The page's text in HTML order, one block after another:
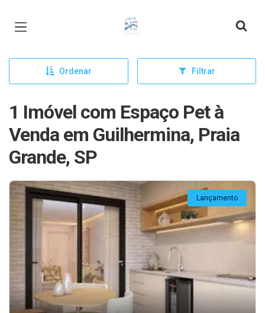
Página inicial
Ordenar Filtrar
1 Imóvel com Espaço Pet à
Venda em Guilhermina, Praia
Grande, SP
Lançamento